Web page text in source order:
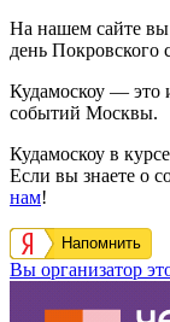
На нашем сайте
день Покровского
Кудамоскоу — это
событий Москвы.
Кудамоскоу в
Если вы знаете о
нам!
Напомнить
Вы организатор